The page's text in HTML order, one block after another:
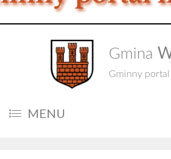
Gmina
Gminny
MENU